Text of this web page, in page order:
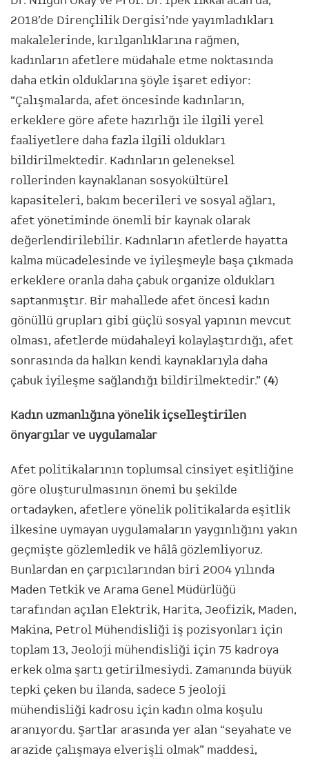
2018’de Dirençlilik Dergisi’nde yayımladıkları
makalelerinde, kırılganlıklarına rağmen,
kadınların afetlere müdahale etme noktasında
daha etkin olduklarına şöyle işaret ediyor:
“Çalışmalarda, afet öncesinde kadınların,
erkeklere göre afete hazırlığı ile ilgili yerel
faaliyetlere daha fazla ilgili oldukları
bildirilmektedir. Kadınların geleneksel
rollerinden kaynaklanan sosyokültürel
kapasiteleri, bakım becerileri ve sosyal ağları,
afet yönetiminde önemli bir kaynak olarak
değerlendirilebilir. Kadınların afetlerde hayatta
kalma mücadelesinde ve iyileşmeyle başa çıkmada
erkeklere oranla daha çabuk organize oldukları
saptanmıştır. Bir mahallede afet öncesi kadın
gönüllü grupları gibi güçlü sosyal yapının mevcut
olması, afetlerde müdahaleyi kolaylaştırdığı, afet
sonrasında da halkın kendi kaynaklarıyla daha
çabuk iyileşme sağlandığı bildirilmektedir.” (4)
Kadın uzmanlığına yönelik içselleştirilen
önyargılar ve uygulamalar
Afet politikalarının toplumsal cinsiyet eşitliğine
göre oluşturulmasının önemi bu şekilde
ortadayken, afetlere yönelik politikalarda eşitlik
ilkesine uymayan uygulamaların yaygınlığını yakın
geçmişte gözlemledik ve hâlâ gözlemliyoruz.
Bunlardan en çarpıcılarından biri 2004 yılında
Maden Tetkik ve Arama Genel Müdürlüğü
tarafından açılan Elektrik, Harita, Jeofizik, Maden,
Makina, Petrol Mühendisliği iş pozisyonları için
toplam 13, Jeoloji mühendisliği için 75 kadroya
erkek olma şartı getirilmesiydi. Zamanında büyük
tepki çeken bu ilanda, sadece 5 jeoloji
mühendisliği kadrosu için kadın olma koşulu
aranıyordu. Şartlar arasında yer alan “seyahate ve
arazide çalışmaya elverişli olmak” maddesi,